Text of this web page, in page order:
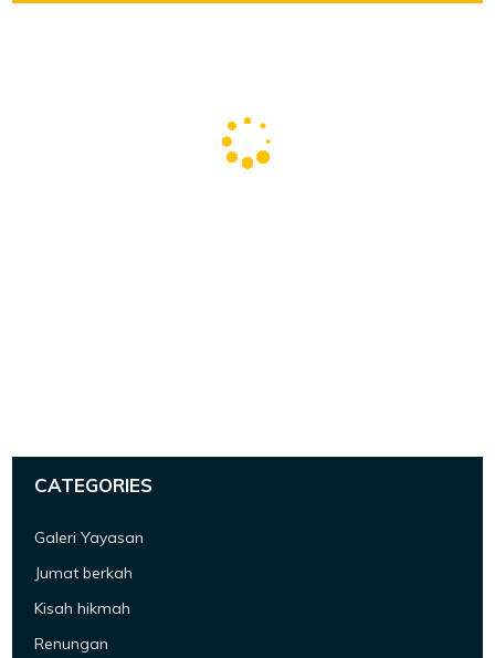
CATEGORIES
Galeri Yayasan
Jumat berkah
Kisah hikmah
Renungan